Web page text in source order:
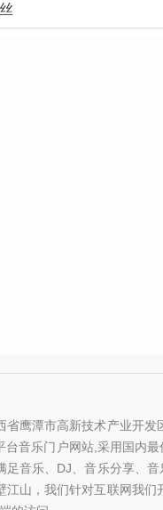
省鹰潭市高新技术产业开发
音乐门户网站,采用国内
足音乐、DJ、音乐分享、
山，我们针对互联网我们